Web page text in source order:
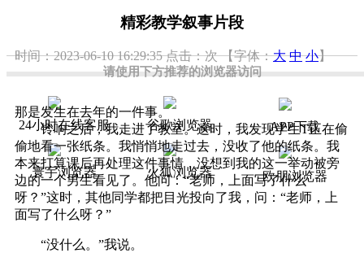
请使用下方推荐的浏览器访问
24小时在线客服 谷歌浏览器 APP下载
寰宇浏览器 火狐浏览器 欧朋浏览器
精彩教学叙事片段
时间：2023-06-10 16:29:35点击：次 【字体：大 中 小】
那是发生在去年的一件事。
铃响之后，我走进了教室。这时，我发现学生T正在偷
偷地看一张纸条。我悄悄地走过去，没收了他的纸条。我
本来打算课后再处理这件事情，没想到我的这一举动被旁
边的一个男生看见了。他问：“老师，上面写了什么
呀？”这时，其他同学都把目光投向了我，问：“老师，上
面写了什么呀？”
“没什么。”我说。